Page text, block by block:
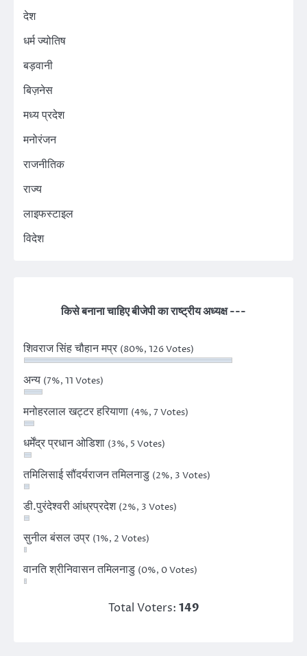
देश
धर्म ज्योतिष
बड़वानी
बिज़नेस
मध्य प्रदेश
मनोरंजन
राजनीतिक
राज्य
लाइफस्टाइल
विदेश
किसे बनाना चाहिए बीजेपी का राष्ट्रीय अध्यक्ष ---
शिवराज सिंह चौहान मप्र (80%, 126 Votes)
अन्य (7%, 11 Votes)
मनोहरलाल खट्टर हरियाणा (4%, 7 Votes)
धर्मेंद्र प्रधान ओडिशा (3%, 5 Votes)
तमिलिसाई सौंदर्यराजन तमिलनाडु (2%, 3 Votes)
डी.पुरंदेश्वरी आंध्रप्रदेश (2%, 3 Votes)
सुनील बंसल उप्र (1%, 2 Votes)
वानति श्रीनिवासन तमिलनाडु (0%, 0 Votes)
Total Voters: 149